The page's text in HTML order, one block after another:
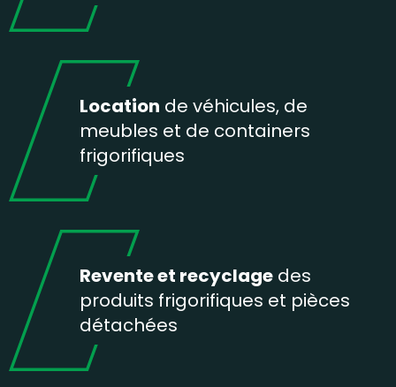
Location de véhicules, de
meubles et de containers
frigorifiques
Revente et recyclage des
produits frigorifiques et pièces
détachées